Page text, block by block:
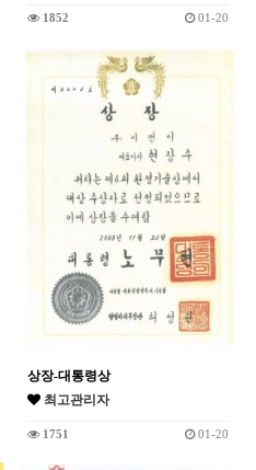
1852 01-20
상장-대통령상
최고관리자
1751 01-20